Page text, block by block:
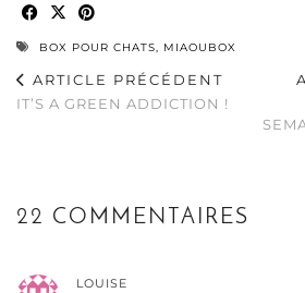
BOX POUR CHATS, MIAOUBOX
ARTICLE PRÉCÉDENT
IT’S A GREEN ADDICTION !
22 COMMENTAIRES
LOUISE